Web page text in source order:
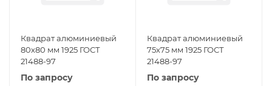
Квадрат алюминиевый
80х80 мм 1925 ГОСТ
21488-97
По запросу
Квадрат алюминиевый
75х75 мм 1925 ГОСТ
21488-97
По запросу